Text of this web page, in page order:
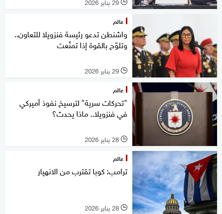
l
عالم
واشنطن تدعو رئيسة فنزويلا للتعاون..
وتلوّح بالقوة إذا تمنّعت
l 29 يناير 2026
عالم
"تحركات سرية" لترسيخ نفوذ أميركي
في فنزويلا.. ماذا يحدث؟
l 28 يناير 2026
عالم
ترامب: كوبا تقترب من الانهيار
l 28 يناير 2026